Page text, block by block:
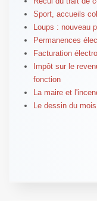
Sport, accueils
Loups : nouveau
Permanences
Facturation
Impôt sur le
fonction
La maire et
Le dessin du